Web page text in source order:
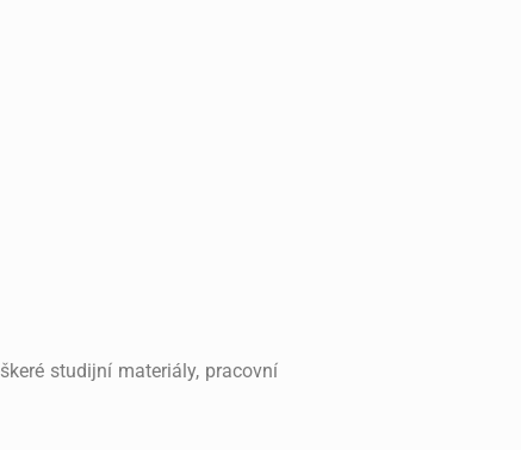
studijní materiály, pracovní